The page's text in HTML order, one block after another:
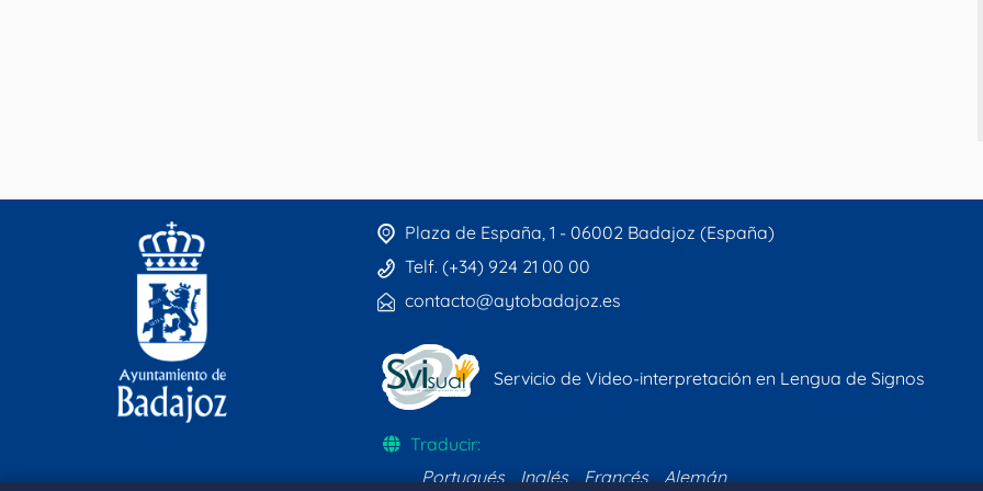
Plaza de España, 1 - 06002 Badajoz (España)
Telf. (+34) 924 21 00 00
contacto@aytobadajoz.es
Servicio de Video-interpretación en Lengua de Signos
Traducir:
Portugués
Inglés Francés Alemán